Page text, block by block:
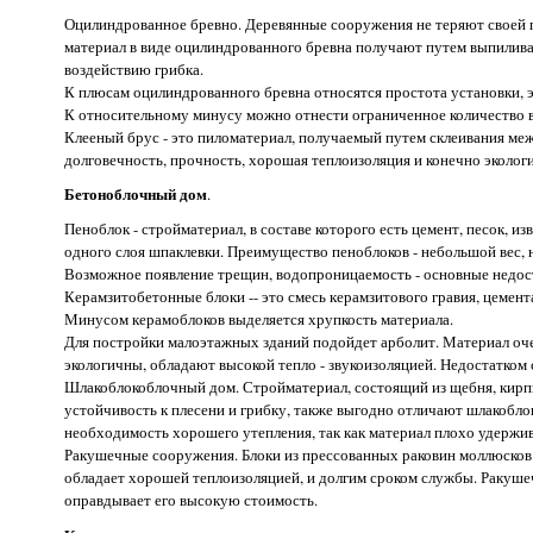
Оцилиндрованное бревно. Деревянные сооружения не теряют своей
материал в виде оцилиндрованного бревна получают путем
воздействию грибка.
К плюсам оцилиндрованного бревна относятся простота установки,
К относительному минусу можно отнести ограниченное количество
Клееный брус - это пиломатериал, получаемый путем склеивания
долговечность, прочность, хорошая теплоизоляция и конечно
Бетоноблочный дом.
Пеноблок - стройматериал, в составе которого есть цемент, песок,
одного слоя шпаклевки. Преимущество пеноблоков - небольшой
Возможное появление трещин, водопроницаемость - основные
Керамзитобетонные блоки -- это смесь керамзитового гравия,
Минусом керамоблоков выделяется хрупкость материала.
Для постройки малоэтажных зданий подойдет арболит. Материал
экологичны, обладают высокой тепло - звукоизоляцией.
Шлакоблокоблочный дом. Стройматериал, состоящий из щебня,
устойчивость к плесени и грибку, также выгодно отличают
необходимость хорошего утепления, так как материал плохо
Ракушечные сооружения. Блоки из прессованных раковин
обладает хорошей теплоизоляцией, и долгим сроком службы.
оправдывает его высокую стоимость.